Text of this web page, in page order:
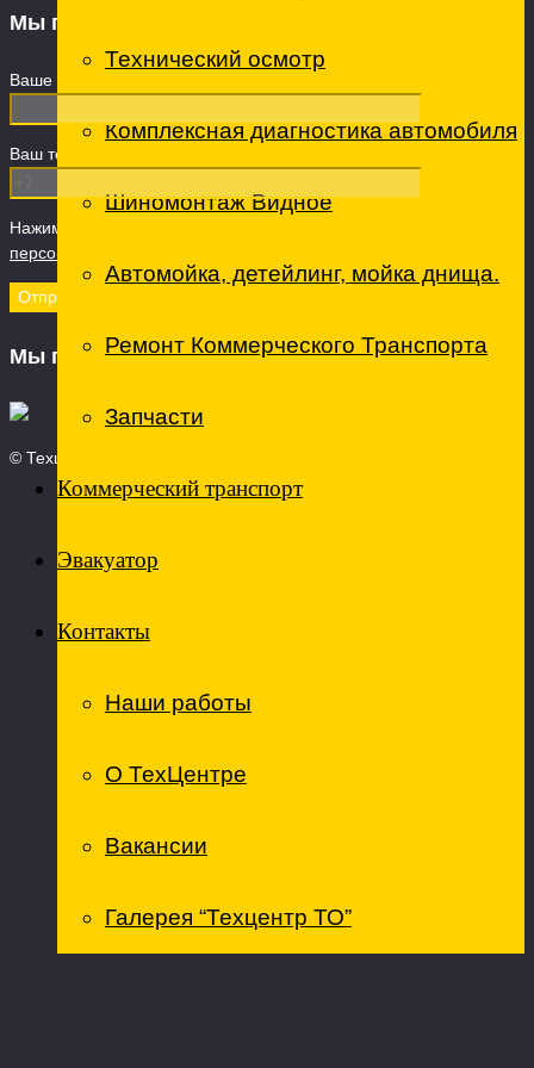
Технический осмотр
Комплексная диагностика автомобиля
Шиномонтаж Видное
Автомойка, детейлинг, мойка днища.
Ремонт Коммерческого Транспорта
Запчасти
Коммерческий транспорт
Эвакуатор
Контакты
Наши работы
О ТехЦентре
Вакансии
Галерея “Техцентр ТО”
Мы перезвоним
Ваше имя
Ваш телефон (обязательно)
Нажимая кнопку "Отправить" вы даете Согласие на
персональных данных
Мы принимаем
© Техцентр ТО - технический центр, 2026